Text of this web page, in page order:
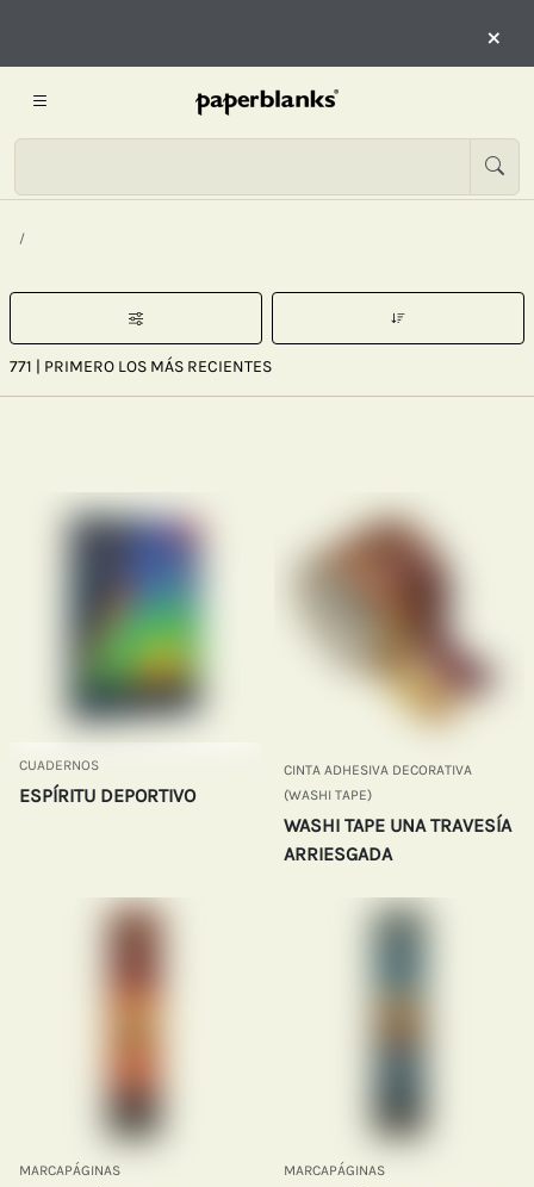
×
771 | PRIMERO LOS MÁS RECIENTES
CUADERNOS
ESPÍRITU DEPORTIVO
CINTA ADHESIVA DECORATIVA
(WASHI TAPE)
WASHI TAPE UNA TRAVESÍA
ARRIESGADA
MARCAPÁGINAS MARCAPÁGINAS